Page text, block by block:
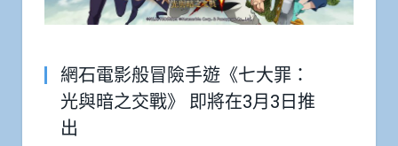
網石電影般冒險手遊《七大罪：
光與暗之交戰》 即將在3月3日推
出